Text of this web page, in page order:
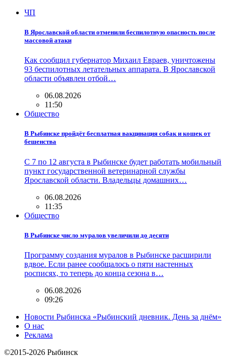
ЧП
В Ярославской области отменили беспилотную опасность после
массовой атаки
Как сообщил губернатор Михаил Евраев, уничтожены
93 беспилотных летательных аппарата. В Ярославской
области объявлен отбой…
06.08.2026
11:50
Общество
В Рыбинске пройдёт бесплатная вакцинация собак и кошек от
бешенства
С 7 по 12 августа в Рыбинске будет работать мобильный
пункт государственной ветеринарной службы
Ярославской области. Владельцы домашних…
06.08.2026
11:35
Общество
В Рыбинске число муралов увеличили до десяти
Программу создания муралов в Рыбинске расширили
вдвое. Если ранее сообщалось о пяти настенных
росписях, то теперь до конца сезона в…
06.08.2026
09:26
Новости Рыбинска «Рыбинский дневник. День за днём»
О нас
Реклама
©2015-2026 Рыбинск